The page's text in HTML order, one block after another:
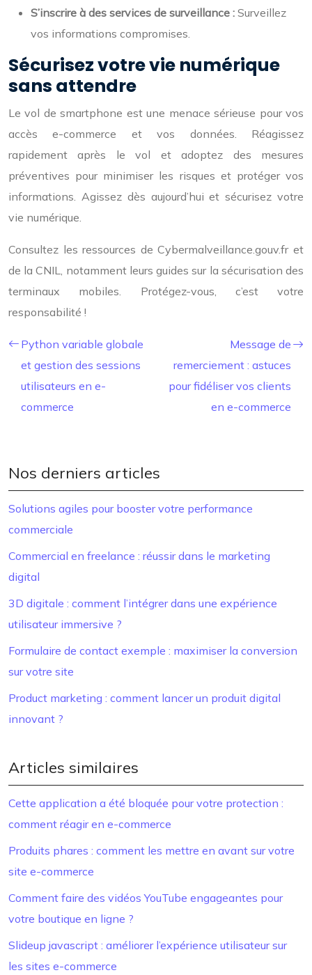
S’inscrire à des services de surveillance : Surveillez
vos informations compromises.
Sécurisez votre vie numérique
sans attendre
Le vol de smartphone est une menace sérieuse pour vos
accès e-commerce et vos données. Réagissez
rapidement après le vol et adoptez des mesures
préventives pour minimiser les risques et protéger vos
informations. Agissez dès aujourd’hui et sécurisez votre
vie numérique.
Consultez les ressources de Cybermalveillance.gouv.fr et
de la CNIL, notamment leurs guides sur la sécurisation des
terminaux mobiles. Protégez-vous, c’est votre
responsabilité !
Python variable globale
et gestion des sessions
utilisateurs en e-
commerce
Message de
remerciement : astuces
pour fidéliser vos clients
en e-commerce
Nos derniers articles
Solutions agiles pour booster votre performance
commerciale
Commercial en freelance : réussir dans le marketing
digital
3D digitale : comment l’intégrer dans une expérience
utilisateur immersive ?
Formulaire de contact exemple : maximiser la conversion
sur votre site
Product marketing : comment lancer un produit digital
innovant ?
Articles similaires
Cette application a été bloquée pour votre protection :
comment réagir en e-commerce
Produits phares : comment les mettre en avant sur votre
site e-commerce
Comment faire des vidéos YouTube engageantes pour
votre boutique en ligne ?
Slideup javascript : améliorer l’expérience utilisateur sur
les sites e-commerce